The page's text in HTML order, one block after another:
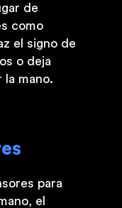
de
como
el signo de
o deja
la mano.
para
el